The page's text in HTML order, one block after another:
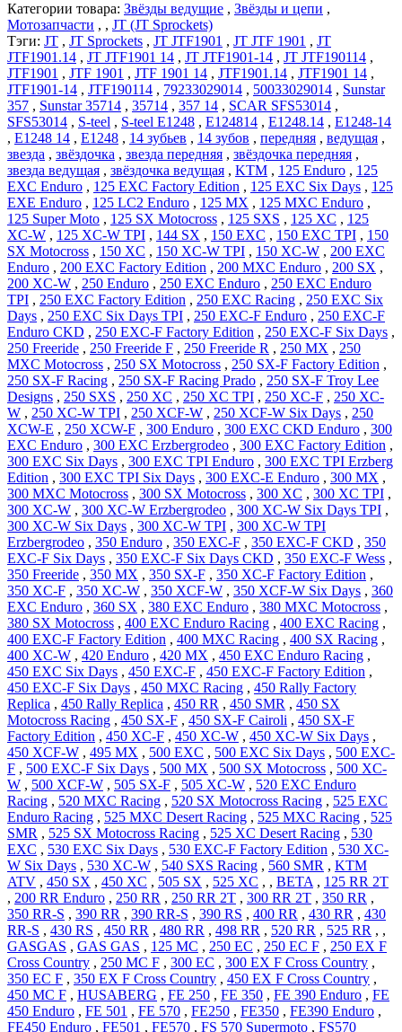
Категории товара: Звёзды ведущие , Звёзды и цепи ,
Мотозапчасти , , JT (JT Sprockets)
Тэги: JT , JT Sprockets , JT JTF1901 , JT JTF 1901 , JT
JTF1901.14 , JT JTF1901 14 , JT JTF1901-14 , JT JTF190114 ,
JTF1901 , JTF 1901 , JTF 1901 14 , JTF1901.14 , JTF1901 14 ,
JTF1901-14 , JTF190114 , 79233029014 , 50033029014 , Sunstar
357 , Sunstar 35714 , 35714 , 357 14 , SCAR SFS53014 ,
SFS53014 , S-teel , S-teel E1248 , E124814 , E1248.14 , E1248-14
, E1248 14 , E1248 , 14 зубьев , 14 зубов , передняя , ведущая ,
звезда , звёздочка , звезда передняя , звёздочка передняя ,
звезда ведущая , звёздочка ведущая , KTM , 125 Enduro , 125
EXC Enduro , 125 EXC Factory Edition , 125 EXC Six Days , 125
EXE Enduro , 125 LC2 Enduro , 125 MX , 125 MXC Enduro ,
125 Super Moto , 125 SX Motocross , 125 SXS , 125 XC , 125
XC-W , 125 XC-W TPI , 144 SX , 150 EXC , 150 EXC TPI , 150
SX Motocross , 150 XC , 150 XC-W TPI , 150 XC-W , 200 EXC
Enduro , 200 EXC Factory Edition , 200 MXC Enduro , 200 SX ,
200 XC-W , 250 Enduro , 250 EXC Enduro , 250 EXC Enduro
TPI , 250 EXC Factory Edition , 250 EXC Racing , 250 EXC Six
Days , 250 EXC Six Days TPI , 250 EXC-F Enduro , 250 EXC-F
Enduro CKD , 250 EXC-F Factory Edition , 250 EXC-F Six Days ,
250 Freeride , 250 Freeride F , 250 Freeride R , 250 MX , 250
MXC Motocross , 250 SX Motocross , 250 SX-F Factory Edition ,
250 SX-F Racing , 250 SX-F Racing Prado , 250 SX-F Troy Lee
Designs , 250 SXS , 250 XC , 250 XC TPI , 250 XC-F , 250 XC-
W , 250 XC-W TPI , 250 XCF-W , 250 XCF-W Six Days , 250
XCW-E , 250 XCW-F , 300 Enduro , 300 EXC CKD Enduro , 300
EXC Enduro , 300 EXC Erzbergrodeo , 300 EXC Factory Edition ,
300 EXC Six Days , 300 EXC TPI Enduro , 300 EXC TPI Erzberg
Edition , 300 EXC TPI Six Days , 300 EXC-E Enduro , 300 MX ,
300 MXC Motocross , 300 SX Motocross , 300 XC , 300 XC TPI ,
300 XC-W , 300 XC-W Erzbergrodeo , 300 XC-W Six Days TPI ,
300 XC-W Six Days , 300 XC-W TPI , 300 XC-W TPI
Erzbergrodeo , 350 Enduro , 350 EXC-F , 350 EXC-F CKD , 350
EXC-F Six Days , 350 EXC-F Six Days CKD , 350 EXC-F Wess ,
350 Freeride , 350 MX , 350 SX-F , 350 XC-F Factory Edition ,
350 XC-F , 350 XC-W , 350 XCF-W , 350 XCF-W Six Days , 360
EXC Enduro , 360 SX , 380 EXC Enduro , 380 MXC Motocross ,
380 SX Motocross , 400 EXC Enduro Racing , 400 EXC Racing ,
400 EXC-F Factory Edition , 400 MXC Racing , 400 SX Racing ,
400 XC-W , 420 Enduro , 420 MX , 450 EXC Enduro Racing ,
450 EXC Six Days , 450 EXC-F , 450 EXC-F Factory Edition ,
450 EXC-F Six Days , 450 MXC Racing , 450 Rally Factory
Replica , 450 Rally Replica , 450 RR , 450 SMR , 450 SX
Motocross Racing , 450 SX-F , 450 SX-F Cairoli , 450 SX-F
Factory Edition , 450 XC-F , 450 XC-W , 450 XC-W Six Days ,
450 XCF-W , 495 MX , 500 EXC , 500 EXC Six Days , 500 EXC-
F , 500 EXC-F Six Days , 500 MX , 500 SX Motocross , 500 XC-
W , 500 XCF-W , 505 SX-F , 505 XC-W , 520 EXC Enduro
Racing , 520 MXC Racing , 520 SX Motocross Racing , 525 EXC
Enduro Racing , 525 MXC Desert Racing , 525 MXC Racing , 525
SMR , 525 SX Motocross Racing , 525 XC Desert Racing , 530
EXC , 530 EXC Six Days , 530 EXC-F Factory Edition , 530 XC-
W Six Days , 530 XC-W , 540 SXS Racing , 560 SMR , KTM
ATV , 450 SX , 450 XC , 505 SX , 525 XC , , BETA , 125 RR 2T
, 200 RR Enduro , 250 RR , 250 RR 2T , 300 RR 2T , 350 RR ,
350 RR-S , 390 RR , 390 RR-S , 390 RS , 400 RR , 430 RR , 430
RR-S , 430 RS , 450 RR , 480 RR , 498 RR , 520 RR , 525 RR , ,
GASGAS , GAS GAS , 125 MC , 250 EC , 250 EC F , 250 EX F
Cross Country , 250 MC F , 300 EC , 300 EX F Cross Country ,
350 EC F , 350 EX F Cross Country , 450 EX F Cross Country ,
450 MC F , HUSABERG , FE 250 , FE 350 , FE 390 Enduro , FE
450 Enduro , FE 501 , FE 570 , FE250 , FE350 , FE390 Enduro ,
FE450 Enduro , FE501 , FE570 , FS 570 Supermoto , FS570